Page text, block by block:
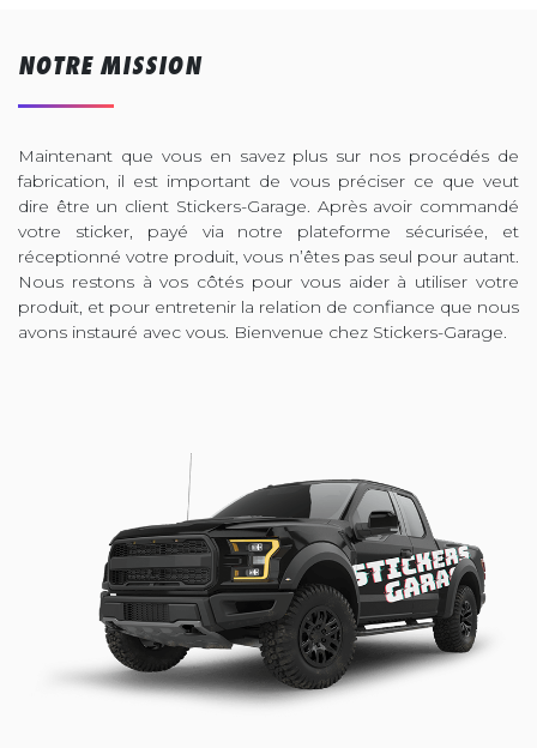
NOTRE MISSION
Maintenant que vous en savez plus sur nos procédés de
fabrication, il est important de vous préciser ce que veut
dire être un client Stickers-Garage. Après avoir commandé
votre sticker, payé via notre plateforme sécurisée, et
réceptionné votre produit, vous n’êtes pas seul pour autant.
Nous restons à vos côtés pour vous aider à utiliser votre
produit, et pour entretenir la relation de confiance que nous
avons instauré avec vous. Bienvenue chez Stickers-Garage.